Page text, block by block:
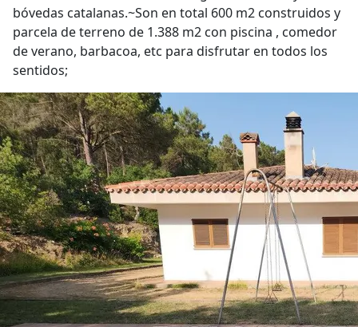
bóvedas catalanas.~Son en total 600 m2 construidos y
parcela de terreno de 1.388 m2 con piscina , comedor
de verano, barbacoa, etc para disfrutar en todos los
sentidos;